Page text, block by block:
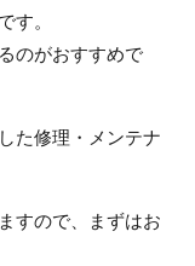
す。
のがおすすめで
た修理・メンテナ
すので、まずはお